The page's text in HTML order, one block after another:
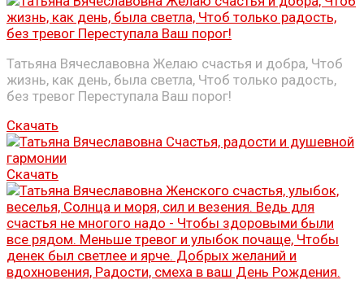
Татьяна Вячеславовна Желаю счастья и добра, Чтоб
жизнь, как день, была светла, Чтоб только радость,
без тревог Переступала Ваш порог!
Скачать
Скачать